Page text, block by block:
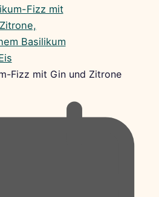
Fizz mit Gin und Zitrone